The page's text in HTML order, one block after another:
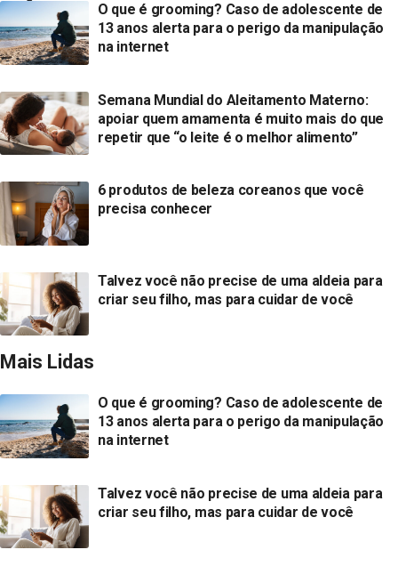
O que é grooming? Caso de adolescente de
13 anos alerta para o perigo da manipulação
na internet
Semana Mundial do Aleitamento Materno:
apoiar quem amamenta é muito mais do que
repetir que “o leite é o melhor alimento”
6 produtos de beleza coreanos que você
precisa conhecer
Talvez você não precise de uma aldeia para
criar seu filho, mas para cuidar de você
Mais Lidas
O que é grooming? Caso de adolescente de
13 anos alerta para o perigo da manipulação
na internet
Talvez você não precise de uma aldeia para
criar seu filho, mas para cuidar de você